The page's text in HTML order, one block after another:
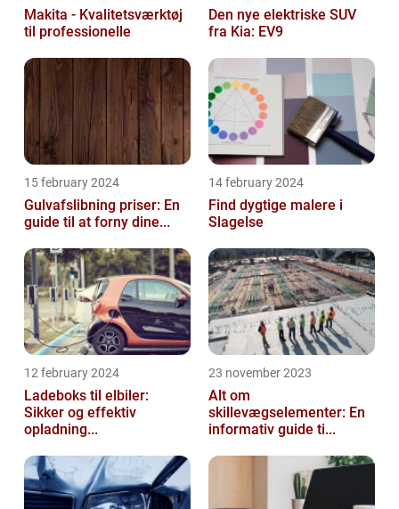
Makita - Kvalitetsværktøj
til professionelle
Den nye elektriske SUV
fra Kia: EV9
15 february 2024
Gulvafslibning priser: En
guide til at forny dine...
14 february 2024
Find dygtige malere i
Slagelse
12 february 2024
Ladeboks til elbiler:
Sikker og effektiv
opladning...
23 november 2023
Alt om
skillevægselementer: En
informativ guide ti...